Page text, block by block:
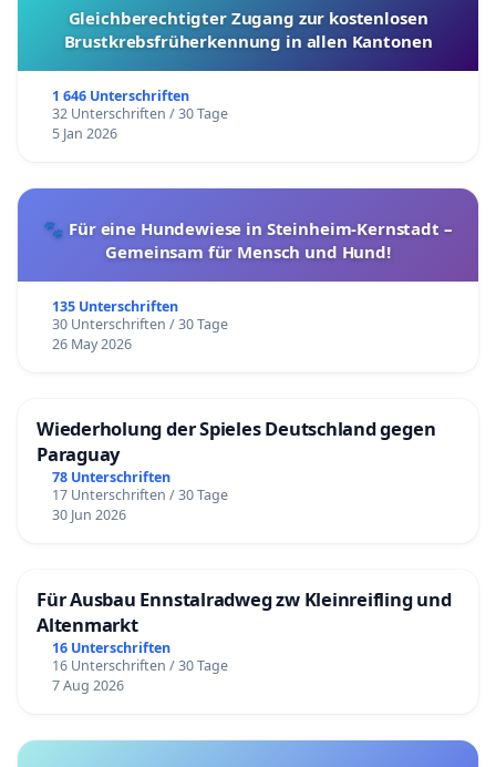
Gleichberechtigter Zugang zur kostenlosen
Brustkrebsfrüherkennung in allen Kantonen
1 646 Unterschriften
32 Unterschriften / 30 Tage
5 Jan 2026
🐾 Für eine Hundewiese in Steinheim-Kernstadt –
Gemeinsam für Mensch und Hund!
135 Unterschriften
30 Unterschriften / 30 Tage
26 May 2026
Wiederholung der Spieles Deutschland gegen
Paraguay
78 Unterschriften
17 Unterschriften / 30 Tage
30 Jun 2026
Für Ausbau Ennstalradweg zw Kleinreifling und
Altenmarkt
16 Unterschriften
16 Unterschriften / 30 Tage
7 Aug 2026